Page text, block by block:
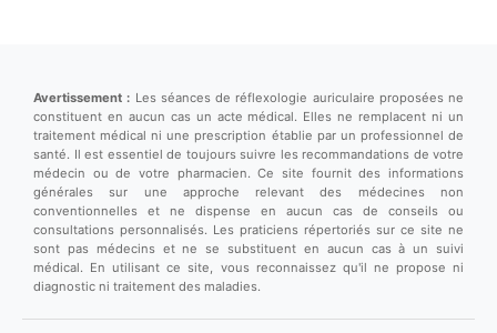
Avertissement : Les séances de réflexologie auriculaire proposées ne
constituent en aucun cas un acte médical. Elles ne remplacent ni un
traitement médical ni une prescription établie par un professionnel de
santé. Il est essentiel de toujours suivre les recommandations de votre
médecin ou de votre pharmacien. Ce site fournit des informations
générales sur une approche relevant des médecines non
conventionnelles et ne dispense en aucun cas de conseils ou
consultations personnalisés. Les praticiens répertoriés sur ce site ne
sont pas médecins et ne se substituent en aucun cas à un suivi
médical. En utilisant ce site, vous reconnaissez qu'il ne propose ni
diagnostic ni traitement des maladies.